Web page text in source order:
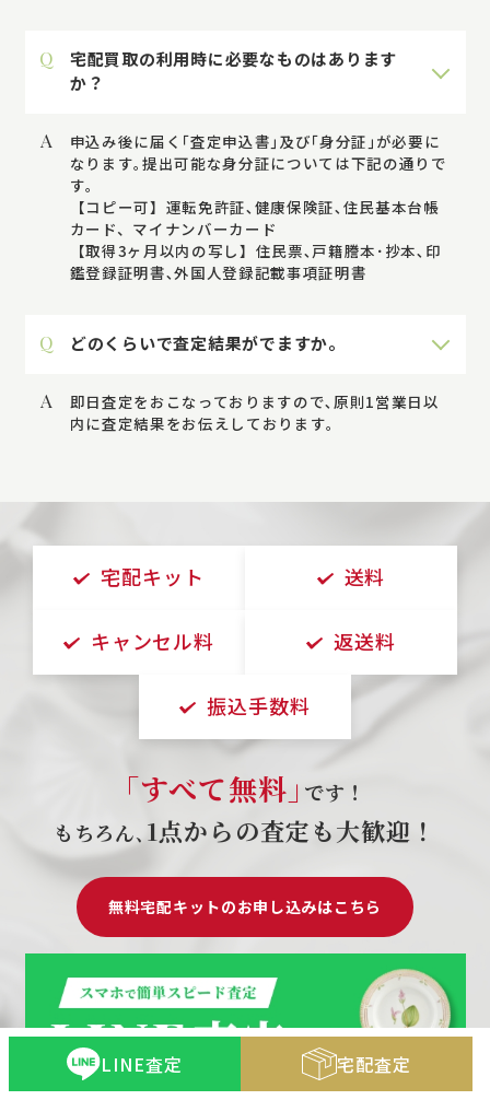
Q
宅配買取の利用時に必要なものはあります
か？
A
申込み後に届く｢査定申込書｣及び｢身分証｣が必要に
なります｡提出可能な身分証については下記の通りで
す｡
【コピー可】運転免許証､健康保険証､住民基本台帳
カード、マイナンバーカード
【取得3ヶ月以内の写し】住民票､戸籍謄本･抄本､印
鑑登録証明書､外国人登録記載事項証明書
Q どのくらいで査定結果がでますか。
A
即日査定をおこなっておりますので､原則1営業日以
内に査定結果をお伝えしております｡
宅配キット 送料
キャンセル料 返送料
振込手数料
｢すべて無料｣ です！
もちろん､ 1点からの査定も大歓迎！
無料宅配キットのお申し込みはこちら
LINE査定 宅配査定